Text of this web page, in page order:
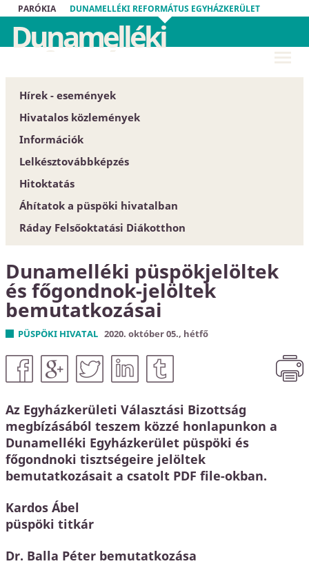
PARÓKIA DUNAMELLÉKI REFORMÁTUS EGYHÁZKERÜLET
Dunamelléki
Református
Egyházkerület
Hírek - események
Hivatalos közlemények
Püspöki Hivatal
Közgyűlés
Zárt tartalom
Szabályrendeletek
Űrlapok
Dunamellék története
Közlöny
EGYH-KCP projektbeszámoló
Közbeszerzés
KEHOP
Kiss Géza emlékház és közösségi központ kialakítása
Információk
Egyházközségek
Esperesi Hivatalok
Püspöki Hivatal
Elnökség és szervezet
Konferencia-központ
Címtár
Lelkésztovábbképzés
Hitoktatás
Hitoktatót keresünk
Hitoktató állást keres
Áhítatok a püspöki hivatalban
Ráday Felsőoktatási Diákotthon
Dunamelléki püspökjelöltek
és főgondnok-jelöltek
bemutatkozásai
PÜSPÖKI HIVATAL 2020. október 05., hétfő
Az Egyházkerületi Választási Bizottság
megbízásából teszem közzé honlapunkon a
Dunamelléki Egyházkerület püspöki és
főgondnoki tisztségeire jelöltek
bemutatkozásait a csatolt PDF file-okban.
Kardos Ábel
püspöki titkár
Dr. Balla Péter bemutatkozása